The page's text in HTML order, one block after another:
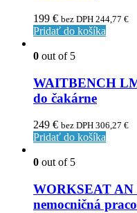
199 € bez DPH 244,77 €
Pridať do košíka
0 out of 5
WAITBENCH
do čakárne
249 € bez DPH 306,27 €
Pridať do košíka
0 out of 5
WORKSEAT AN
nemocničná